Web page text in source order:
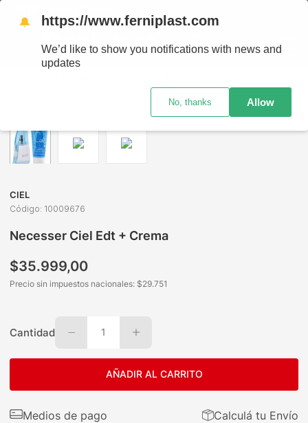
CIEL
Código: 10009676
Necesser Ciel Edt + Crema
$35.999,00
Precio sin impuestos nacionales: $29.751
Cantidad 1
AÑADIR AL CARRITO
Medios de pago Calculá tu Envío
🔔 https://www.ferniplast.com
We’d like to show you notifications with news and
updates
No, thanks Allow